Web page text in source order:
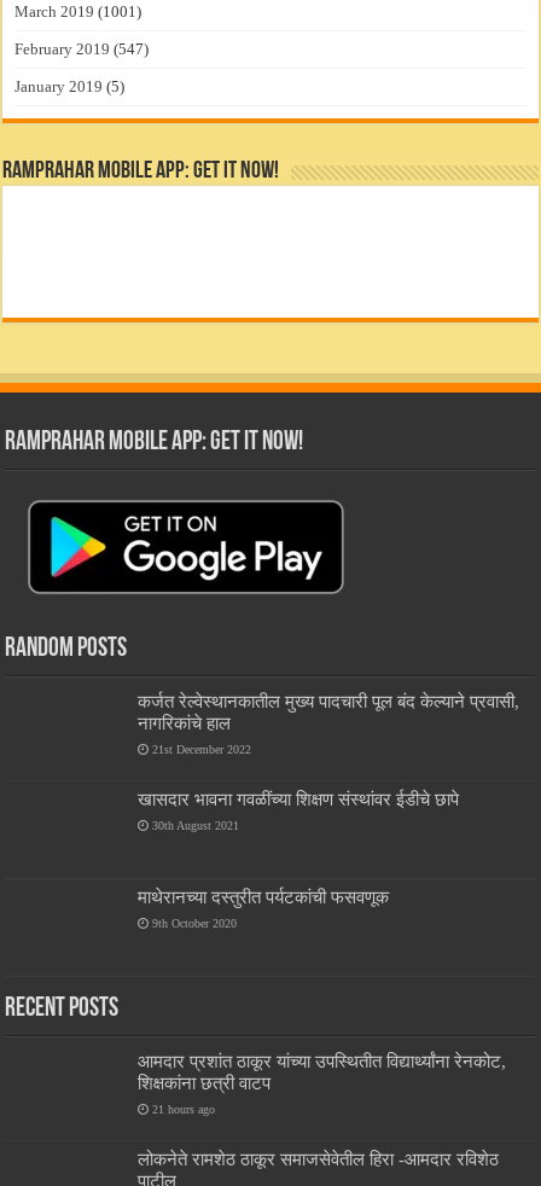
March 2019 (1001)
February 2019 (547)
January 2019 (5)
RamPrahar Mobile App: Get it Now!
RamPrahar Mobile App: Get it Now!
Random Posts
कर्जत रेल्वेस्थानकातील मुख्य पादचारी पूल बंद केल्याने प्रवासी,
नागरिकांचे हाल
21st December 2022
खासदार भावना गवळींच्या शिक्षण संस्थांवर ईडीचे छापे
30th August 2021
माथेरानच्या दस्तुरीत पर्यटकांची फसवणूक
9th October 2020
Recent Posts
आमदार प्रशांत ठाकूर यांच्या उपस्थितीत विद्यार्थ्यांना रेनकोट,
शिक्षकांना छत्री वाटप
21 hours ago
लोकनेते रामशेठ ठाकूर समाजसेवेतील हिरा -आमदार रविशेठ
पाटील